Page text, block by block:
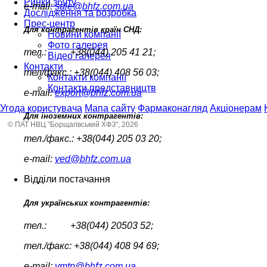
e-mail:sale@bhfz.com.ua
Для контрагентів країн СНД:
тел.: +38(044) 205 41 21;
тел/факс.: +38(044) 408 56 03;
e-mail:export@bhfz.com.ua
Для іноземних контрагентів:
тел./факс.: +38(044) 205 03 20;
e-mail: ved@bhfz.com.ua
Відділи постачання
Для українських контрагентів:
тел.: +38(044) 20503 52;
тел./факс: +38(044) 408 94 69;
Ринки збуту
Дослідження та розробка
Прес-центр
Новини компанії
Фото галерея
Відео галерея
Контакти
Контакти компанії
Контакти представництв
Угода користувача Мапа сайту Фармаконагляд Акціонерам
© ПАТ НВЦ "Борщагівський ХФЗ", 2026